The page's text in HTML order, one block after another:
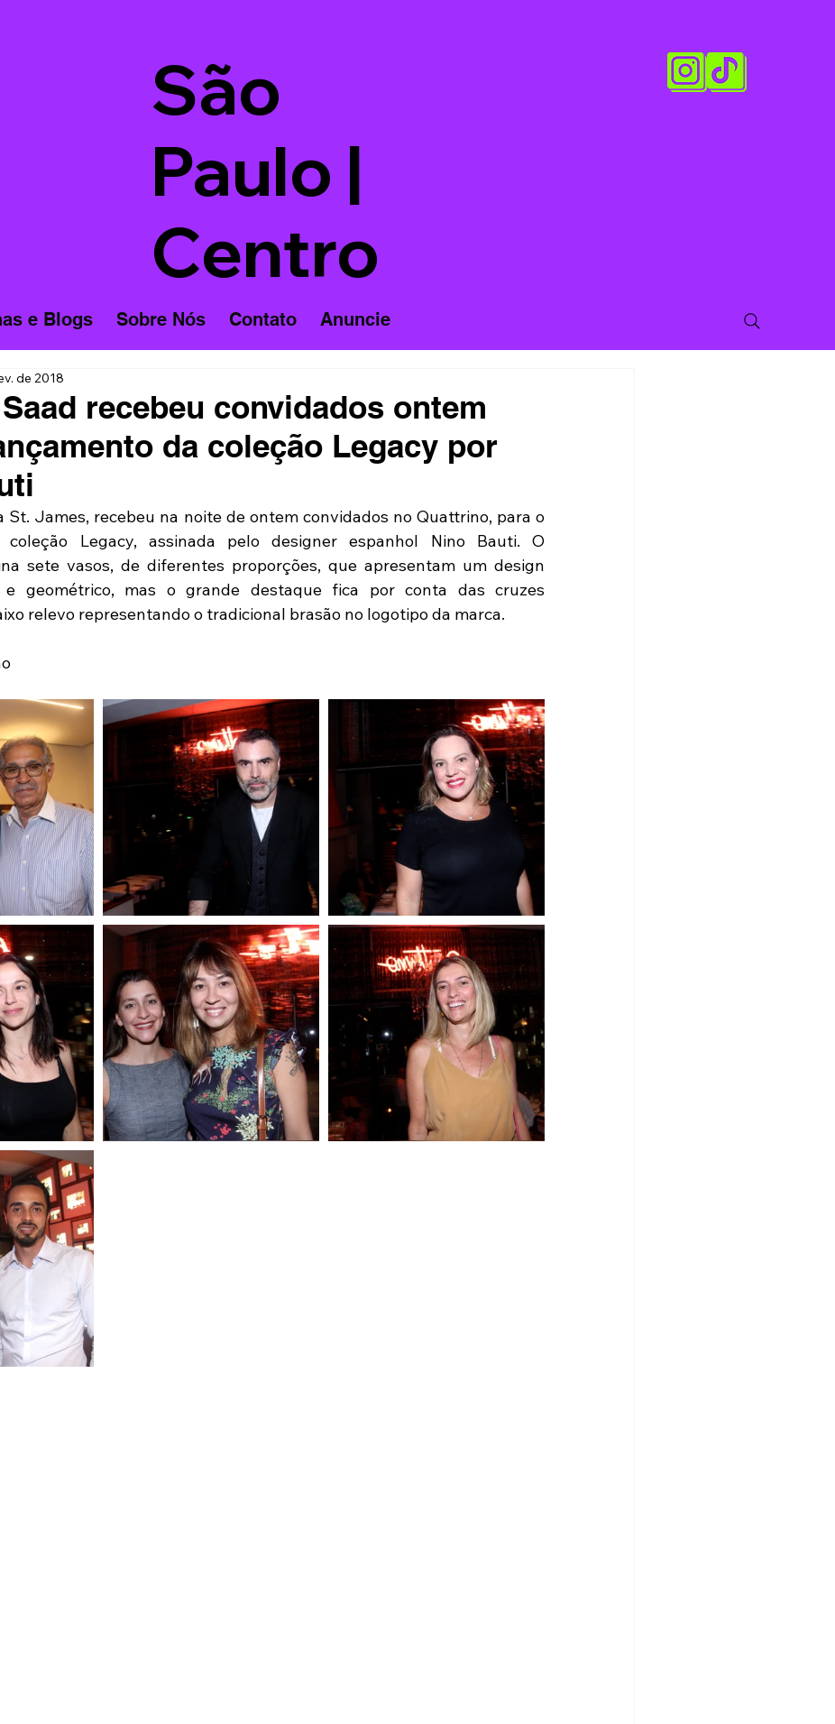
São
Paulo |
Centro
e Blogs Sobre Nós Contato Anuncie
recebeu convidados ontem
da coleção Legacy por
de 2018
St. James, recebeu na noite de ontem convidados no Quattrino, para o
coleção Legacy, assinada pelo designer espanhol Nino Bauti. O
sete vasos, de diferentes proporções, que apresentam um design
e geométrico, mas o grande destaque fica por conta das cruzes
relevo representando o tradicional brasão no logotipo da marca.